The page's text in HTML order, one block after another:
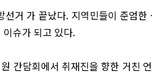
선거 가 끝났다. 지역민들이 준엄
슈가 되고 있다.
간담회에서 취재진을 향한 거친